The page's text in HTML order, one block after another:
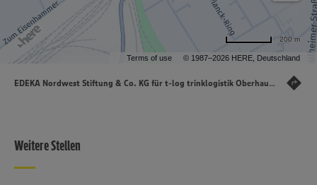
Terms of use © 1987–2026 HERE, Deutschland
200 m
EDEKA Nordwest Stiftung & Co. KG für t-log trinklogistik Oberhausen ,
Weitere Stellen